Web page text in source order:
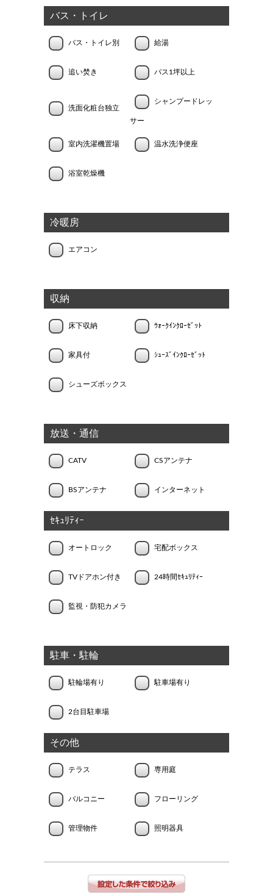
バス・トイレ
バス・トイレ別 給湯
追い焚き バス1坪以上
洗面化粧台独立
シャンプードレッ
サー
室内洗濯機置場 温水洗浄便座
浴室乾燥機
冷暖房
エアコン
収納
床下収納 ｳｫｰｸｲﾝｸﾛｰｾﾞｯﾄ
家具付 ｼｭｰｽﾞｲﾝｸﾛｰｾﾞｯﾄ
シューズボックス
放送・通信
CATV CSアンテナ
BSアンテナ インターネット
ｾｷｭﾘﾃｨｰ
オートロック 宅配ボックス
TVドアホン付き 24時間ｾｷｭﾘﾃｨｰ
監視・防犯カメラ
駐車・駐輪
駐輪場有り 駐車場有り
2台目駐車場
その他
テラス 専用庭
バルコニー フローリング
管理物件 照明器具